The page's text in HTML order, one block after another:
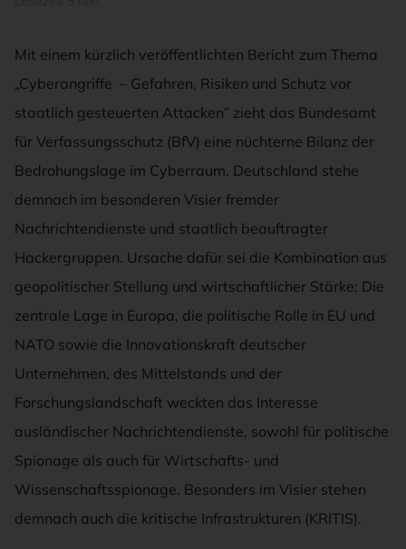
Mit einem kürzlich veröffentlichten Bericht zum Thema
„Cyberangriffe – Gefahren, Risiken und Schutz vor
staatlich gesteuerten Attacken” zieht das Bundesamt
für Verfassungsschutz (BfV) eine nüchterne Bilanz der
Bedrohungslage im Cyberraum. Deutschland stehe
demnach im besonderen Visier fremder
Nachrichtendienste und staatlich beauftragter
Hackergruppen. Ursache dafür sei die Kombination aus
geopolitischer Stellung und wirtschaftlicher Stärke: Die
zentrale Lage in Europa, die politische Rolle in EU und
NATO sowie die Innovationskraft deutscher
Unternehmen, des Mittelstands und der
Forschungslandschaft weckten das Interesse
ausländischer Nachrichtendienste, sowohl für politische
Spionage als auch für Wirtschafts- und
Wissenschaftsspionage. Besonders im Visier stehen
demnach auch die kritische Infrastrukturen (KRITIS).